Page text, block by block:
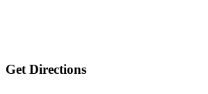
Get Directions